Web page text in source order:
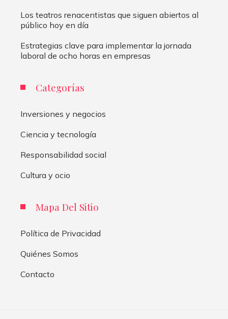
Los teatros renacentistas que siguen abiertos al
público hoy en día
Estrategias clave para implementar la jornada
laboral de ocho horas en empresas
Categorías
Inversiones y negocios
Ciencia y tecnología
Responsabilidad social
Cultura y ocio
Mapa Del Sitio
Política de Privacidad
Quiénes Somos
Contacto